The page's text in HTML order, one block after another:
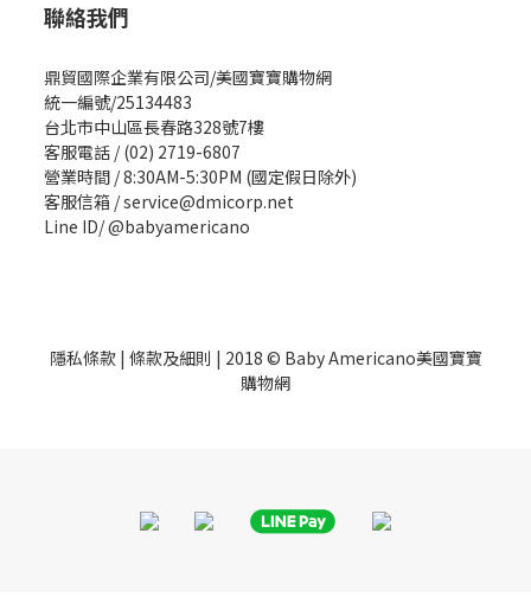
聯絡我們
鼎貿國際企業有限公司/美國寶寶購物網
統一編號/25134483
台北市中山區長春路328號7樓
客服電話 / (02) 2719-6807
營業時間 / 8:30AM-5:30PM (國定假日除外)
客服信箱 / service@dmicorp.net
Line ID/ @babyamericano
隱私條款| 條款及細則 | 2018 © Baby Americano美國寶寶
購物網